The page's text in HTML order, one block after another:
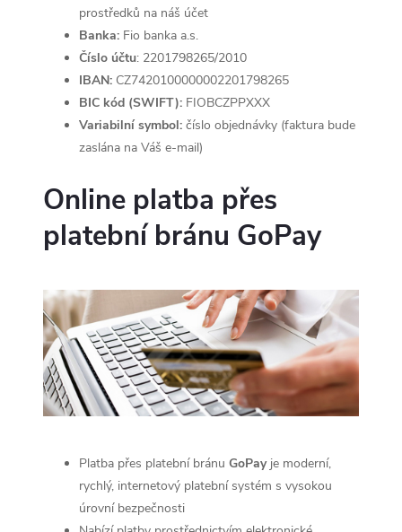
prostředků na náš účet
Banka: Fio banka a.s.
Číslo účtu: 2201798265/2010
IBAN: CZ7420100000002201798265
BIC kód (SWIFT): FIOBCZPPXXX
Variabilní symbol: číslo objednávky (faktura bude
zaslána na Váš e-mail)
Online platba přes
platební bránu GoPay
Platba přes platební bránu GoPayje moderní,
rychlý, internetový platební systém s vysokou
úrovní bezpečnosti